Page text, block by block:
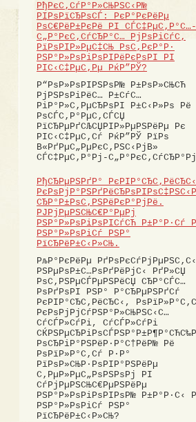
РђРєС‚СѓР°Р»СЊРЅС‹Р№
РІРѕРїСЂРѕСЃ: РєР°РєРёРµ
РѕС€РёР±РєРё РІ СЃС‡РµС‚Р°С…-
С„Р°РєС‚СѓСЂР°С… РјРѕРіСѓС‚
РїРѕРІР»РµС‡СЊ РѕС‚РєР°Р·
РЅР°Р»РѕРіРѕРІРёРєРѕРІ РІ
РІС‹С‡РµС‚Рµ РќР”РЎ?
Р“РѕР»РѕРІРЅРѕР№ Р±РѕР»СЊСЋ
РјРЅРѕРіРёС… Р±СѓС…
РіР°Р»С‚РµСЂРѕРІ Р±С‹Р»Рѕ Рё
РѕСЃС‚Р°РµС‚СЃСЏ
РїСЂРµРґСЉСЏРІР»РµРЅРёРµ Рє
РІС‹С‡РµС‚Сѓ РќР”РЎ РїРѕ
В«РґРµС„РµРєС‚РЅС‹РјВ»
СЃС‡РµС‚Р°Рј-
РђСЂРµРЅРґР° РєРІР°СЂС‚РёСЂС‹
СЂР°Р±РѕС‚РЅРёРєР°РјРё.
РЈРјРµРЅСЊС€Р°РµРј
РЅР°Р»РѕРіРѕРІСѓСЋ Р±Р°Р·Сѓ
РЅР°Р»РѕРіСѓ РЅР°
РїСЂРёР±С‹Р»СЊ.
РљР°РєРёРµ РґРѕРєСѓРјРµРЅС‚С‹
РЅРµРѕР±С…РѕРґРёРјС‹ РґР»СЏ
РѕС‚РЅРµСЃРµРЅРёСЏ СЂР°СЃС…
РѕРґРѕРІ РЅР° Р°СЂРµРЅРґСѓ
РєРІР°СЂС‚РёСЂС‹,
РєРѕРјРјСѓРЅР°Р»СЊРЅС‹С…
СѓСЃР»СѓРі, СѓСЃР»СѓРі
РѕСЂРіР°РЅРёР·Р°С†РёР№ Рё
РѕРїР»Р°С‚Сѓ Р·Р°
РїРѕР»СЊР·РѕРІР°РЅРёРµ
С‚РµР»РµС„РѕРЅРѕРј РІ
СѓРјРµРЅСЊС€РµРЅРёРµ
РЅР°Р»РѕРіРѕРІРѕР№ Р±Р°Р·С‹
РЅР°Р»РѕРіСѓ РЅР°
РїСЂРёР±С‹Р»СЊ?